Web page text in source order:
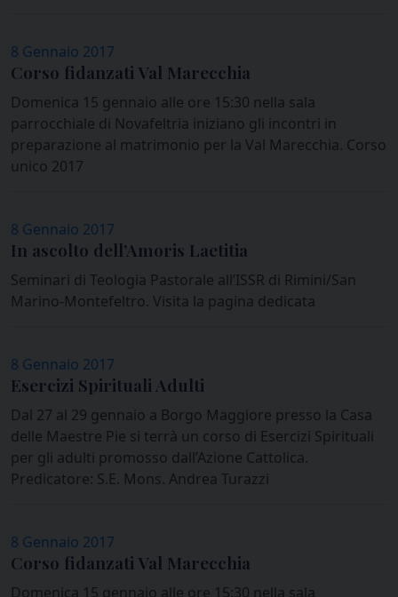
8 Gennaio 2017
Corso fidanzati Val Marecchia
Domenica 15 gennaio alle ore 15:30 nella sala
parrocchiale di Novafeltria iniziano gli incontri in
preparazione al matrimonio per la Val Marecchia. Corso
unico 2017
8 Gennaio 2017
In ascolto dell’Amoris Laetitia
Seminari di Teologia Pastorale all’ISSR di Rimini/San
Marino-Montefeltro. Visita la pagina dedicata
8 Gennaio 2017
Esercizi Spirituali Adulti
Dal 27 al 29 gennaio a Borgo Maggiore presso la Casa
delle Maestre Pie si terrà un corso di Esercizi Spirituali
per gli adulti promosso dall’Azione Cattolica.
Predicatore: S.E. Mons. Andrea Turazzi
8 Gennaio 2017
Corso fidanzati Val Marecchia
Domenica 15 gennaio alle ore 15:30 nella sala